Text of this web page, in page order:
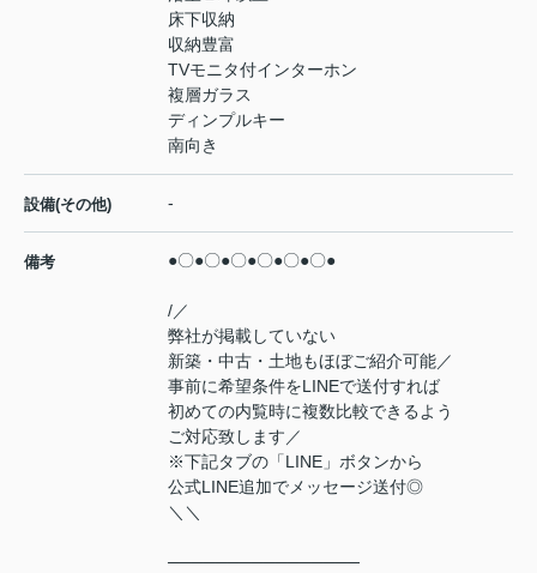
床下収納
収納豊富
TVモニタ付インターホン
複層ガラス
ディンプルキー
南向き
設備(その他) -
備考 ●〇●〇●〇●〇●〇●〇●
/／
弊社が掲載していない
新築・中古・土地もほぼご紹介可能／
事前に希望条件をLINEで送付すれば
初めての内覧時に複数比較できるよう
ご対応致します／
※下記タブの「LINE」ボタンから
公式LINE追加でメッセージ送付◎
＼＼
────────────────